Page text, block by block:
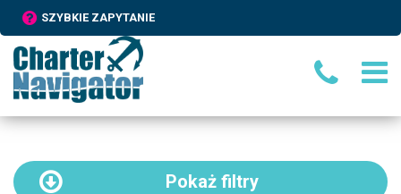
SZYBKIE ZAPYTANIE
Pokaż filtry